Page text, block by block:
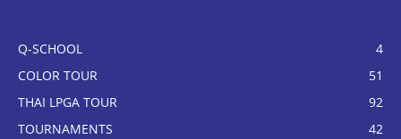
Q-SCHOOL
4
COLOR TOUR
51
THAI LPGA TOUR
92
TOURNAMENTS
42